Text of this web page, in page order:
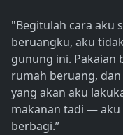
"Begitulah cara aku
beruangku, aku
gunung ini. Pakaian
rumah beruang,
yang akan aku
makanan tadi — aku
berbagi.”